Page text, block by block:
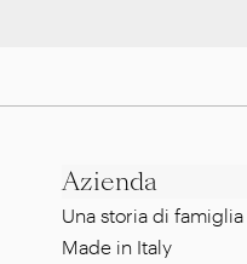
Azienda
Una storia di famiglia
Made in Italy